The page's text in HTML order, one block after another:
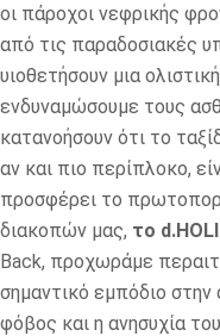
οι πάροχοι νεφρικής
από τις παραδοσιακές
υιοθετήσουν μια
ενδυναμώσουμε τους
κατανοήσουν ότι το
αν και πιο περίπλοκο,
προσφέρει το
διακοπών μας, το
Back, προχωράμε
σημαντικό εμπόδιο στην
φόβος και η ανησυχία